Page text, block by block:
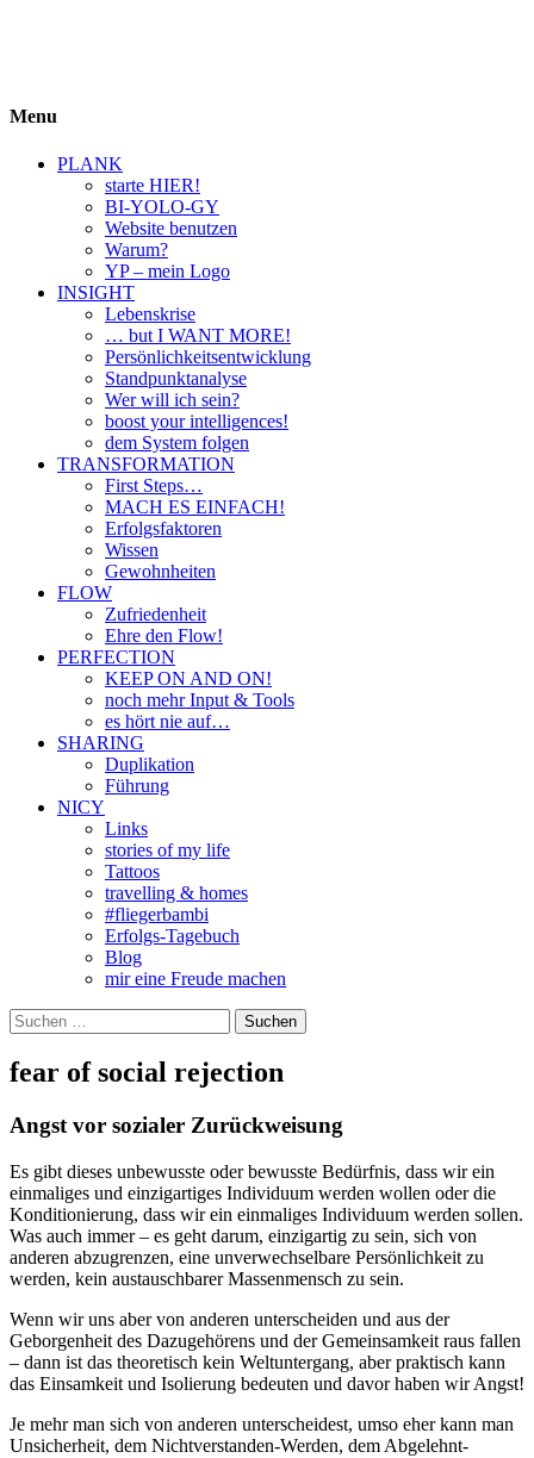
Menu
PLANK
starte HIER!
BI-YOLO-GY
Website benutzen
Warum?
YP – mein Logo
INSIGHT
Lebenskrise
… but I WANT MORE!
Persönlichkeitsentwicklung
Standpunktanalyse
Wer will ich sein?
boost your intelligences!
dem System folgen
TRANSFORMATION
First Steps…
MACH ES EINFACH!
Erfolgsfaktoren
Wissen
Gewohnheiten
FLOW
Zufriedenheit
Ehre den Flow!
PERFECTION
KEEP ON AND ON!
noch mehr Input & Tools
es hört nie auf…
SHARING
Duplikation
Führung
NICY
Links
stories of my life
Tattoos
travelling & homes
#fliegerbambi
Erfolgs-Tagebuch
Blog
mir eine Freude machen
Suchen
nach:
fear of social rejection
Angst vor sozialer Zurückweisung
Es gibt dieses unbewusste oder bewusste Bedürfnis, dass wir ein
einmaliges und einzigartiges Individuum werden wollen oder die
Konditionierung, dass wir ein einmaliges Individuum werden sollen.
Was auch immer – es geht darum, einzigartig zu sein, sich von
anderen abzugrenzen, eine unverwechselbare Persönlichkeit zu
werden, kein austauschbarer Massenmensch zu sein.
Wenn wir uns aber von anderen unterscheiden und aus der
Geborgenheit des Dazugehörens und der Gemeinsamkeit raus fallen
– dann ist das theoretisch kein Weltuntergang, aber praktisch kann
das Einsamkeit und Isolierung bedeuten und davor haben wir Angst!
Je mehr man sich von anderen unterscheidest, umso eher kann man
Unsicherheit, dem Nichtverstanden-Werden, dem Abgelehnt-